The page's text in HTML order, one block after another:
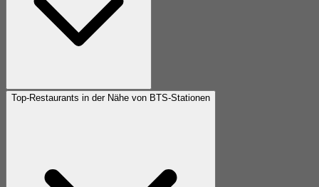
Top-Restaurants in der Nähe von BTS-Stationen